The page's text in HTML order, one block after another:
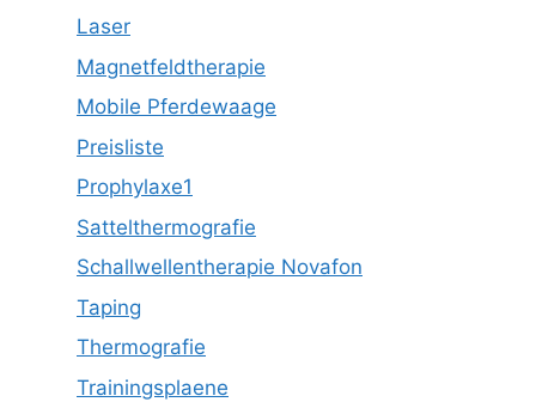
Laser
Magnetfeldtherapie
Mobile Pferdewaage
Preisliste
Prophylaxe1
Sattelthermografie
Schallwellentherapie Novafon
Taping
Thermografie
Trainingsplaene